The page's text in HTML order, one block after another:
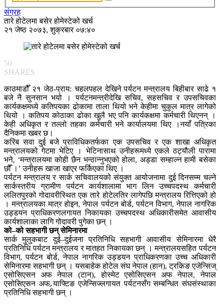
संग्रह
तारे होटेलमा बसेर होमेस्टेको खर्च
२१ जेष्ठ २०७३, शुक्रबार ०७:४०
50
SHARES
काठमाडौँ २१ जेठ-प्राय: चहलपहल देखिने पर्यटन मन्त्रालय बिहीबार साढे १
बजे नै सुनसान भयो । पर्यटनमन्त्रीदेखि सचिव, सहसचिव र उपसचिवका
कार्यकक्षमध्ये कतिपयका ढोकामा ताला थियो भने केहीमा चुकुल मात्र लागेको
थियो । कतिपय कोठाका ढोका खुलै भए पनि कार्यकक्षमा कर्मचारी थिएनन् ।
केही अधिकृत र तल्लो तहका कर्मचारी भने कार्यालयमा थिए ।नयाँ पत्रिका
दैनिकमा खबर छ।
करिब सवा दुई बजे प्राविधिकतर्फका एक उपसचिव र एक शाखा अधिकृत
मन्त्रालयको गेटमा भेटिए । भेटिनासाथ उनीहरूमध्ये एकले ठट्यौली पारामा
भने, ‘मन्त्रालयमा कोही छैन भन्ठान्नुभएको होला, अड्डा सम्हाल्न हामी बसेका
छौँ ।’ उनीहरू खाजा खाएर फर्किएका थिए ।
पर्यटन मन्त्रालय र सार्क सचिवालयको संयुक्त आयोजनामा दुई दिनसम्म चल्ने
सार्कस्तरीय ग्रामीण पर्यटन कार्यशालामा भाग लिन उच्चपदस्थ कर्मचारी
ललितपुरको गोदावरीस्थित एक तारे होटेलतिर लागेपछि मन्त्रालय रित्तिएको हो
। मन्त्रालयका मात्र होइन, नेपाल पर्यटन बोर्ड, पर्यटन विभाग, नेपाल नागरिक
उड्डयन प्राधिकरणलगायत निकायका उच्चपदस्थ अधिकारीसमेत आवासीय
कार्यशालाका लागि गोदावरी पुगेका छन् ।
को–को सहभागी छन् सेमिनारमा
सार्क मुलुकबाट दुई–दुईजना प्रतिनिधि सहभागी आवासीय सेमिनारमा धेरै
प्रतिनिधि पर्यटन मन्त्रालय र मातहत निकायका छन् । मन्त्रालयसहित पर्यटन
विभाग, पर्यटन बोर्ड, नेपाल नागरिक उड्डयन प्राधिकरणका उच्च अधिकारी
सेमिनारमा सहभागी छन् । यसबाहेक होटेल संघ नेपाल (हान), ट्रकिङ एजेन्सिज्
एसोसिएसन अफ नेपाल (टान), होस्मेट एसोसिएसन अफ नेपाल, नेपाल
एसोसिएसन अफ र्‍याफ्टिङ एजेन्सिज्लगायत पर्यटनसँग सम्बन्धित संघसंस्थाका
प्रतिनिधि सहभागी छन् ।